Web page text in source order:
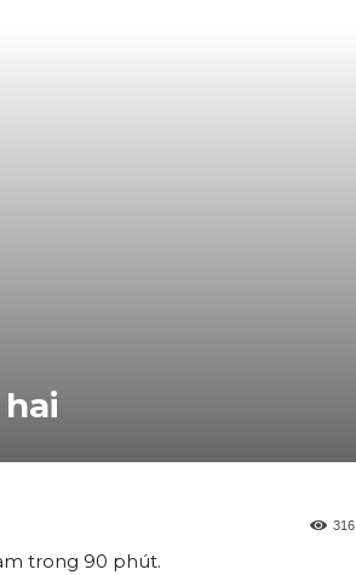
316
trong 90 phút.